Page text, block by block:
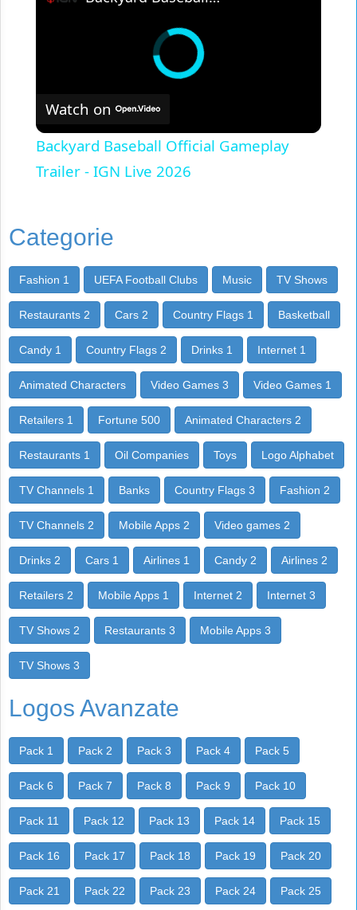
Watch on
Backyard Baseball Official Gameplay
Trailer - IGN Live 2026
Categorie
Fashion 1 UEFA Football Clubs Music TV Shows
Restaurants 2 Cars 2 Country Flags 1 Basketball
Candy 1 Country Flags 2 Drinks 1 Internet 1
Animated Characters Video Games 3 Video Games 1
Retailers 1 Fortune 500 Animated Characters 2
Restaurants 1 Oil Companies Toys Logo Alphabet
TV Channels 1 Banks Country Flags 3 Fashion 2
TV Channels 2 Mobile Apps 2 Video games 2
Drinks 2 Cars 1 Airlines 1 Candy 2 Airlines 2
Retailers 2 Mobile Apps 1 Internet 2 Internet 3
TV Shows 2 Restaurants 3 Mobile Apps 3
TV Shows 3
Logos Avanzate
Pack 1 Pack 2 Pack 3 Pack 4 Pack 5
Pack 6 Pack 7 Pack 8 Pack 9 Pack 10
Pack 11 Pack 12 Pack 13 Pack 14 Pack 15
Pack 16 Pack 17 Pack 18 Pack 19 Pack 20
Pack 21 Pack 22 Pack 23 Pack 24 Pack 25